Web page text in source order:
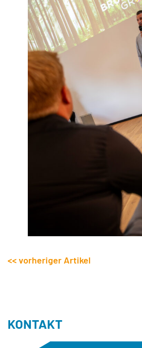
<< vorheriger Artikel
KONTAKT